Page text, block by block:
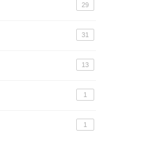
29
31
13
1
1